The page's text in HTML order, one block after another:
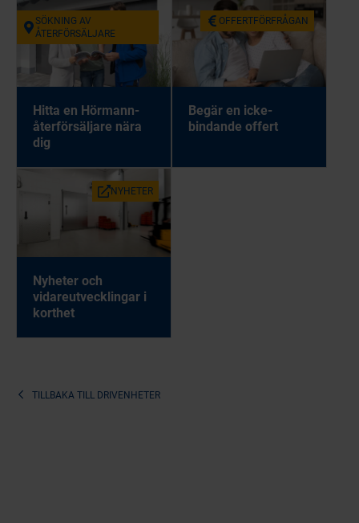
SÖKNING AV
ÅTERFÖRSÄLJARE
Hitta en Hörmann-
återförsäljare nära
dig
OFFERTFÖRFRÅGAN
Begär en icke-
bindande offert
NYHETER
Nyheter och
vidareutvecklingar i
korthet
TILLBAKA TILL DRIVENHETER